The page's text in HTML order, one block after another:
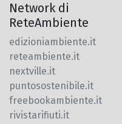
Network di
ReteAmbiente
edizioniambiente.it
reteambiente.it
nextville.it
puntosostenibile.it
freebookambiente.it
rivistarifiuti.it